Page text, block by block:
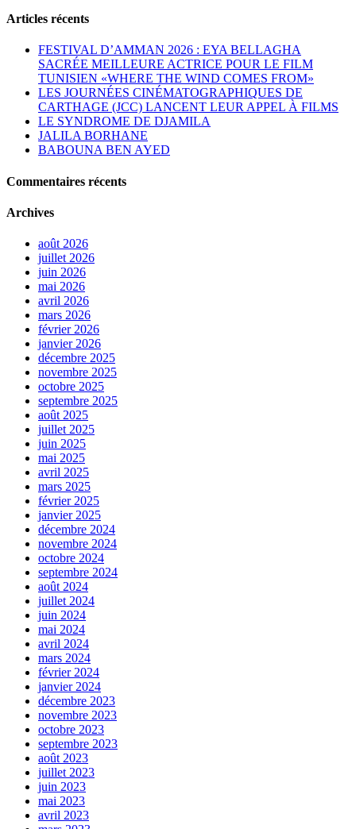
Articles récents
FESTIVAL D’AMMAN 2026 : EYA BELLAGHA
SACRÉE MEILLEURE ACTRICE POUR LE FILM
TUNISIEN «WHERE THE WIND COMES FROM»
LES JOURNÉES CINÉMATOGRAPHIQUES DE
CARTHAGE (JCC) LANCENT LEUR APPEL À FILMS
LE SYNDROME DE DJAMILA
JALILA BORHANE
BABOUNA BEN AYED
Commentaires récents
Archives
août 2026
juillet 2026
juin 2026
mai 2026
avril 2026
mars 2026
février 2026
janvier 2026
décembre 2025
novembre 2025
octobre 2025
septembre 2025
août 2025
juillet 2025
juin 2025
mai 2025
avril 2025
mars 2025
février 2025
janvier 2025
décembre 2024
novembre 2024
octobre 2024
septembre 2024
août 2024
juillet 2024
juin 2024
mai 2024
avril 2024
mars 2024
février 2024
janvier 2024
décembre 2023
novembre 2023
octobre 2023
septembre 2023
août 2023
juillet 2023
juin 2023
mai 2023
avril 2023